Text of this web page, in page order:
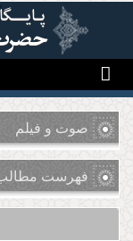
رفتن به محتوای اصلی
صوت و فیلم
فهرست